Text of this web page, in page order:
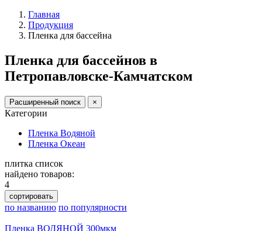
Главная
Продукция
Пленка для бассейна
Пленка для бассейнов в
Петропавловске-Камчатском
Расширенный поиск ×
Категории
Пленка Водяной
Пленка Океан
плитка список
найдено товаров:
4
сортировать
по названию по популярности
Пленка ВОДЯНОЙ 300мкм